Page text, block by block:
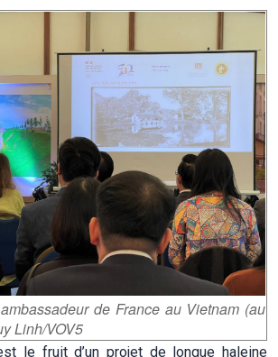
de France au Vietnam (au
Linh/VOV5
le fruit d’un projet de longue haleine